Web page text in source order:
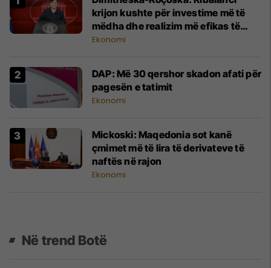
krijon kushte për investime më të
mëdha dhe realizim më efikas të
projekteve kapitale
Ekonomi
DAP: Më 30 qershor skadon afati për
pagesën e tatimit
Ekonomi
Mickoski: Maqedonia sot kanë
çmimet më të lira të derivateve të
naftës në rajon
Ekonomi
Në trend Botë